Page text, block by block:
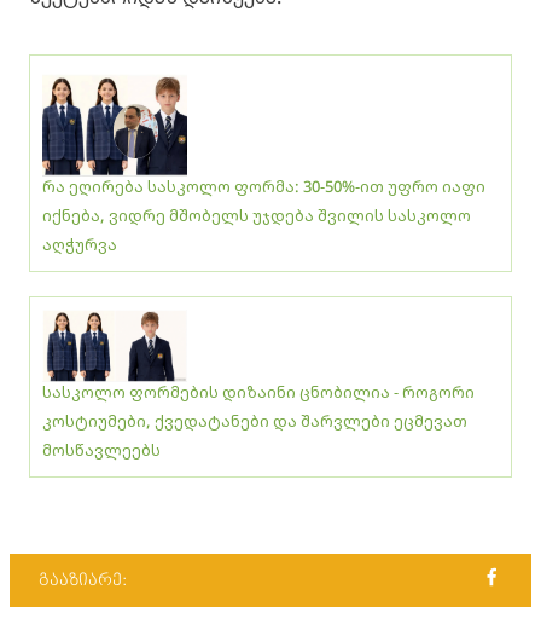
რა ეღირება სასკოლო ფორმა: 30-50%-ით უფრო იაფი
იქნება, ვიდრე მშობელს უჯდება შვილის სასკოლო
აღჭურვა
სასკოლო ფორმების დიზაინი ცნობილია - როგორი
კოსტიუმები, ქვედატანები და შარვლები ეცმევათ
მოსწავლეებს
გააზიარე: